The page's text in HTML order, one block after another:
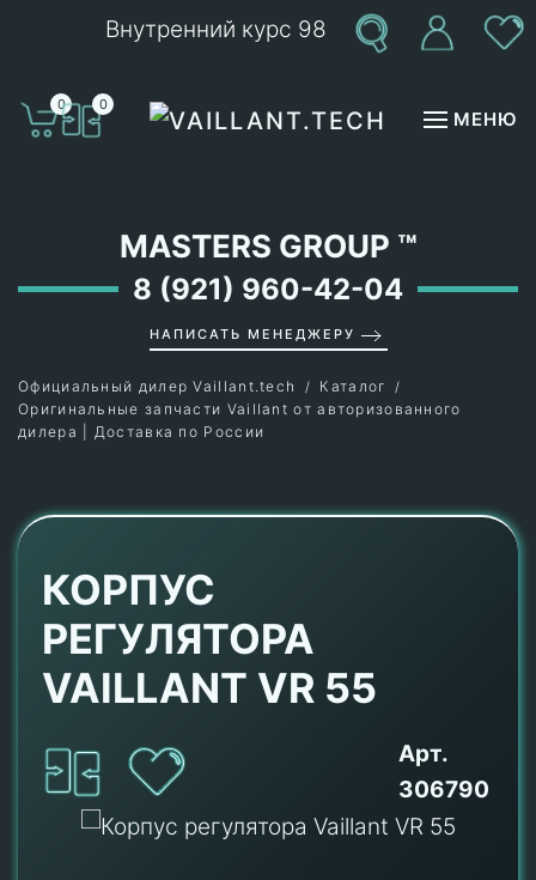
Внутренний курс 98
0 0
МЕНЮ
MASTERS GROUP ™
8 (921) 960-42-04
НАПИСАТЬ МЕНЕДЖЕРУ
Официальный дилер Vaillant.tech
Каталог
Оригинальные запчасти Vaillant от авторизованного
дилера | Доставка по России
КОРПУС
РЕГУЛЯТОРА
VAILLANT VR 55
Арт.
306790